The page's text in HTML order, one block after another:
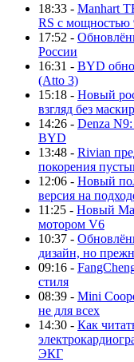
18:33 - Manhart
RS с мощностью
17:52 -
России
16:31 - BYD
(Atto 3)
15:18 - Новый
взгляд без
14:26 - Denza
BYD
13:48 - Rivian
покорения
12:06 - Новый
версия на
11:25 - Новый
мотором V6
10:37 -
дизайн, но
09:16 -
стиля
08:39 - Mini
не для всех
14:30 - Как
ЭКГ